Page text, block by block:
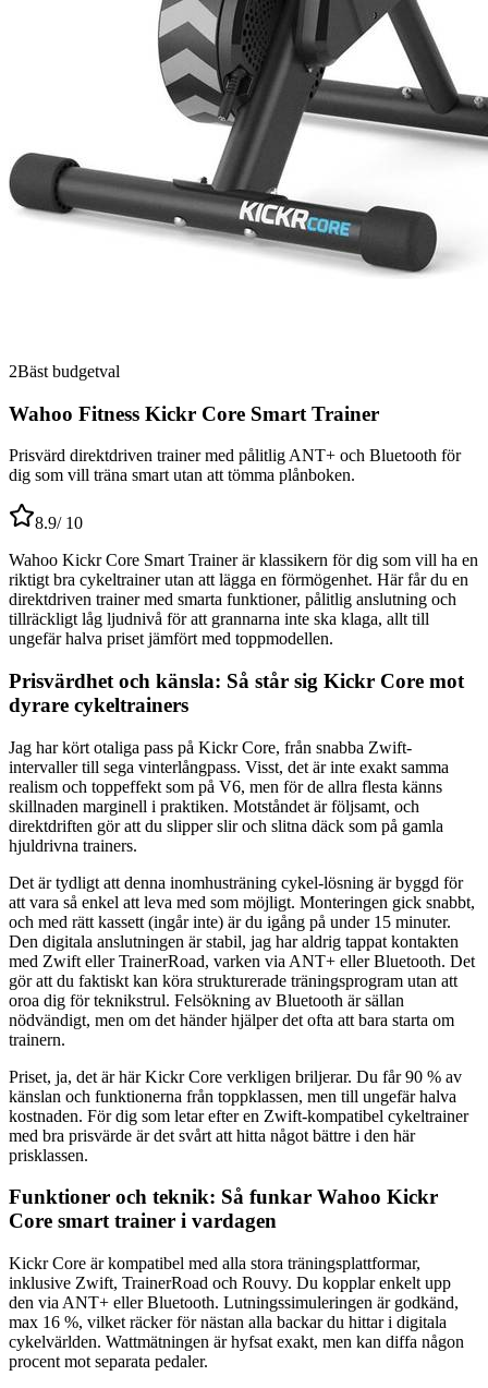
2Bäst budgetval
Wahoo Fitness Kickr Core Smart Trainer
Prisvärd direktdriven trainer med pålitlig ANT+ och Bluetooth för
dig som vill träna smart utan att tömma plånboken.
8.9/ 10
Wahoo Kickr Core Smart Trainer är klassikern för dig som vill ha en
riktigt bra cykeltrainer utan att lägga en förmögenhet. Här får du en
direktdriven trainer med smarta funktioner, pålitlig anslutning och
tillräckligt låg ljudnivå för att grannarna inte ska klaga, allt till
ungefär halva priset jämfört med toppmodellen.
Prisvärdhet och känsla: Så står sig Kickr Core mot
dyrare cykeltrainers
Jag har kört otaliga pass på Kickr Core, från snabba Zwift-
intervaller till sega vinterlångpass. Visst, det är inte exakt samma
realism och toppeffekt som på V6, men för de allra flesta känns
skillnaden marginell i praktiken. Motståndet är följsamt, och
direktdriften gör att du slipper slir och slitna däck som på gamla
hjuldrivna trainers.
Det är tydligt att denna inomhusträning cykel-lösning är byggd för
att vara så enkel att leva med som möjligt. Monteringen gick snabbt,
och med rätt kassett (ingår inte) är du igång på under 15 minuter.
Den digitala anslutningen är stabil, jag har aldrig tappat kontakten
med Zwift eller TrainerRoad, varken via ANT+ eller Bluetooth. Det
gör att du faktiskt kan köra strukturerade träningsprogram utan att
oroa dig för teknikstrul. Felsökning av Bluetooth är sällan
nödvändigt, men om det händer hjälper det ofta att bara starta om
trainern.
Priset, ja, det är här Kickr Core verkligen briljerar. Du får 90 % av
känslan och funktionerna från toppklassen, men till ungefär halva
kostnaden. För dig som letar efter en Zwift-kompatibel cykeltrainer
med bra prisvärde är det svårt att hitta något bättre i den här
prisklassen.
Funktioner och teknik: Så funkar Wahoo Kickr
Core smart trainer i vardagen
Kickr Core är kompatibel med alla stora träningsplattformar,
inklusive Zwift, TrainerRoad och Rouvy. Du kopplar enkelt upp
den via ANT+ eller Bluetooth. Lutningssimuleringen är godkänd,
max 16 %, vilket räcker för nästan alla backar du hittar i digitala
cykelvärlden. Wattmätningen är hyfsat exakt, men kan diffa någon
procent mot separata pedaler.